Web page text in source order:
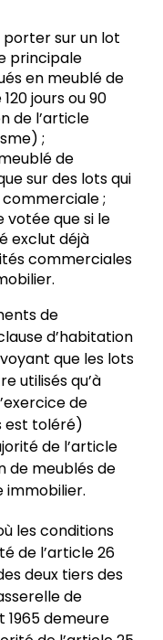
porter sur un lot
principale
en meublé de
jours ou 90
de l’article
;
de
sur des lots qui
;
votée que si le
exclut déjà
commerciales
de
d’habitation
que les lots
utilisés qu’à
de
est toléré)
de l’article
de meublés de
immobilier.
les conditions
de l’article 26
deux tiers des
de
1965 demeure